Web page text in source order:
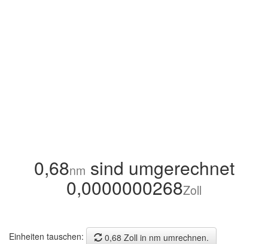
0,68nm sind umgerechnet
0,0000000268Zoll
Einheiten tauschen:
0,68 Zoll in nm umrechnen.